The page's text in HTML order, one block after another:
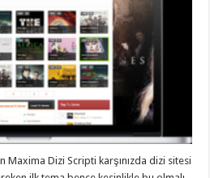
Maxima Dizi Scripti karşınızda dizi sitesi